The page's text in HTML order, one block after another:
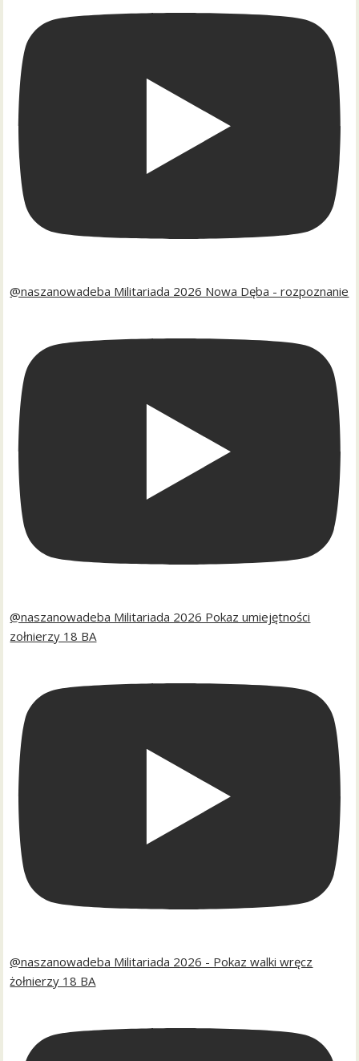
@naszanowadeba Militariada 2026 Nowa Dęba - rozpoznanie
@naszanowadeba Militariada 2026 Pokaz umiejętności
zołnierzy 18 BA
@naszanowadeba Militariada 2026 - Pokaz walki wręcz
żołnierzy 18 BA